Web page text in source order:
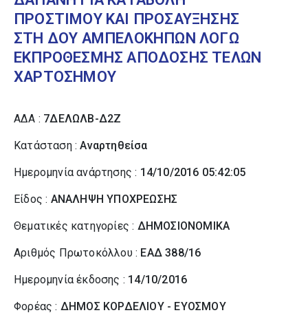
ΠΡΟΣΤΙΜΟΥ ΚΑΙ ΠΡΟΣΑΥΞΗΣΗΣ
ΣΤΗ ΔΟΥ ΑΜΠΕΛΟΚΗΠΩΝ ΛΟΓΩ
ΕΚΠΡΟΘΕΣΜΗΣ ΑΠΟΔΟΣΗΣ ΤΕΛΩΝ
ΧΑΡΤΟΣΗΜΟΥ
ΑΔΑ : 7ΔΕΛΩΛΒ-Δ2Ζ
Κατάσταση :Αναρτηθείσα
Ημερομηνία ανάρτησης : 14/10/2016 05:42:05
Είδος : ΑΝΑΛΗΨΗ ΥΠΟΧΡΕΩΣΗΣ
Θεματικές κατηγορίες : ΔΗΜΟΣΙΟΝΟΜΙΚΑ
Αριθμός Πρωτοκόλλου : ΕΑΔ 388/16
Ημερομηνία έκδοσης : 14/10/2016
Φορέας : ΔΗΜΟΣ ΚΟΡΔΕΛΙΟΥ - ΕΥΟΣΜΟΥ